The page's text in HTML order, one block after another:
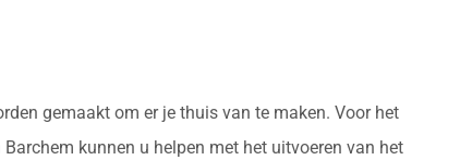
gemaakt om er je thuis van te maken. Voor het
kunnen u helpen met het uitvoeren van het